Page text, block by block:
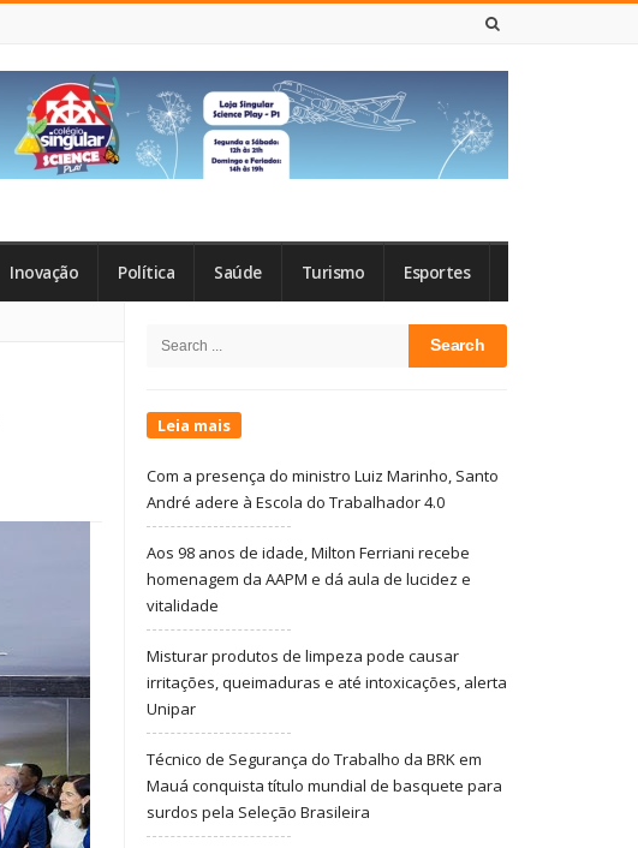
Inovação Política Saúde Turismo Esportes
Sidebar
Search
Leia mais
Com a presença do ministro Luiz Marinho, Santo
André adere à Escola do Trabalhador 4.0
Aos 98 anos de idade, Milton Ferriani recebe
homenagem da AAPM e dá aula de lucidez e
vitalidade
Misturar produtos de limpeza pode causar
irritações, queimaduras e até intoxicações, alerta
Unipar
Técnico de Segurança do Trabalho da BRK em
Mauá conquista título mundial de basquete para
surdos pela Seleção Brasileira